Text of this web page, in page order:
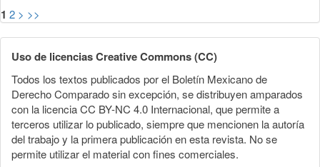
1 2 > >>
Uso de licencias Creative Commons (CC)
Todos los textos publicados por el Boletín Mexicano de
Derecho Comparado sin excepción, se distribuyen amparados
con la licencia CC BY-NC 4.0 Internacional, que permite a
terceros utilizar lo publicado, siempre que mencionen la autoría
del trabajo y la primera publicación en esta revista. No se
permite utilizar el material con fines comerciales.